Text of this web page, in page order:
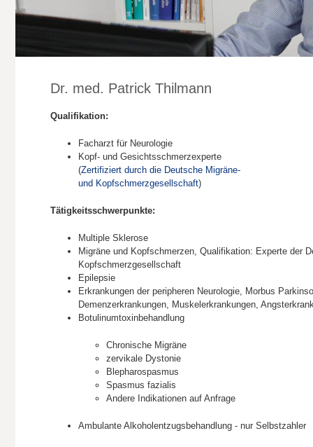
Dr. med. Patrick Thilmann
Qualifikation:
Facharzt für Neurologie
Kopf- und Gesichtsschmerzexperte
(Zertifiziert durch die Deutsche Migräne-
und Kopfschmerzgesellschaft)
Tätigkeitsschwerpunkte:
Multiple Sklerose
Migräne und Kopfschmerzen, Qualifikation: Experte der
Kopfschmerzgesellschaft
Epilepsie
Erkrankungen der peripheren Neurologie, Morbus
Demenzerkrankungen, Muskelerkrankungen,
Botulinumtoxinbehandlung
Chronische Migräne
zervikale Dystonie
Blepharospasmus
Spasmus fazialis
Andere Indikationen auf Anfrage
Ambulante Alkoholentzugsbehandlung - nur Selbstzahler